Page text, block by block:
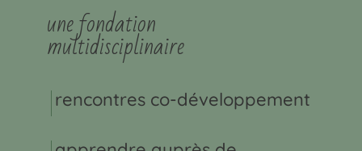
une fondation
multidisciplinaire
rencontres co-développement